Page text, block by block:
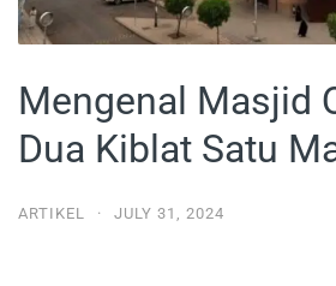
Mengenal Masjid
Dua Kiblat Satu
ARTIKEL · JULY 31, 2024